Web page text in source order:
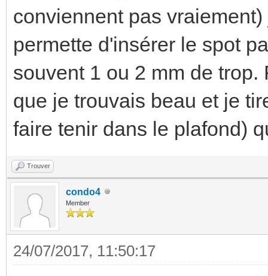
conviennent pas
permette d'insérer le spot
souvent 1 ou 2 mm de
que je trouvais beau et je
faire tenir dans le plafond)
Trouver
condo4
Member
24/07/2017, 11:50:17